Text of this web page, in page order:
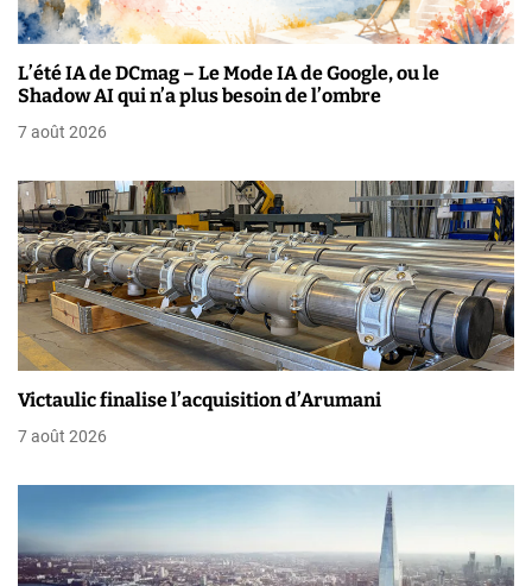
d
e
l
a
r
t
i
c
l
L’été IA de DCmag – Le Mode IA de Google, ou le
Shadow AI qui n’a plus besoin de l’ombre
7 août 2026
Victaulic finalise l’acquisition d’Arumani
7 août 2026